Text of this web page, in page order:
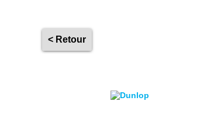
< Retour